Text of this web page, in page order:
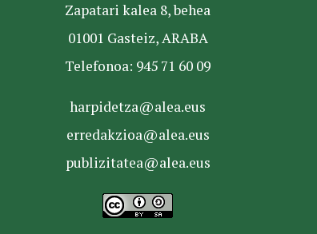
Zapatari kalea 8, behea
01001 Gasteiz, ARABA
Telefonoa: 945 71 60 09
harpidetza@alea.eus
erredakzioa@alea.eus
publizitatea@alea.eus